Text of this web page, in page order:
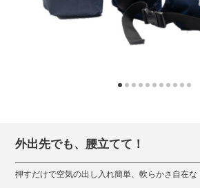
外出先でも、腰立てて！
押すだけで空気の出し入れ簡単、軟らかさ自在な